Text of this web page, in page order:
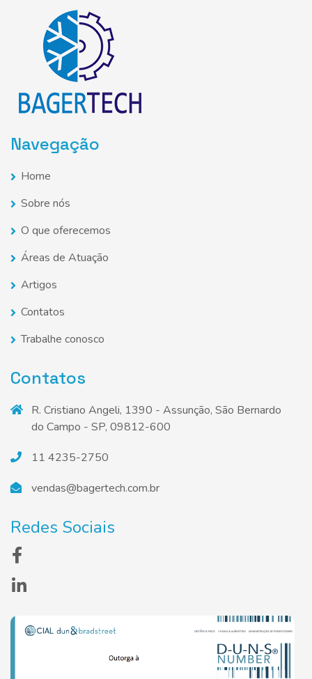
Navegação
Home
Sobre nós
O que oferecemos
Áreas de Atuação
Artigos
Contatos
Trabalhe conosco
Contatos
R. Cristiano Angeli, 1390 - Assunção, São Bernardo
do Campo - SP, 09812-600
11 4235-2750
vendas@bagertech.com.br
Redes Sociais